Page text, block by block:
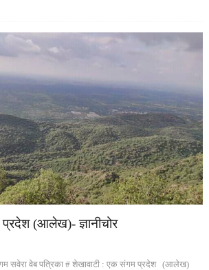
(आलेख)- ज्ञानीचोर
सवेरा वेब पत्रिका # शेखावाटी : एक संगम प्रदेश (आलेख)